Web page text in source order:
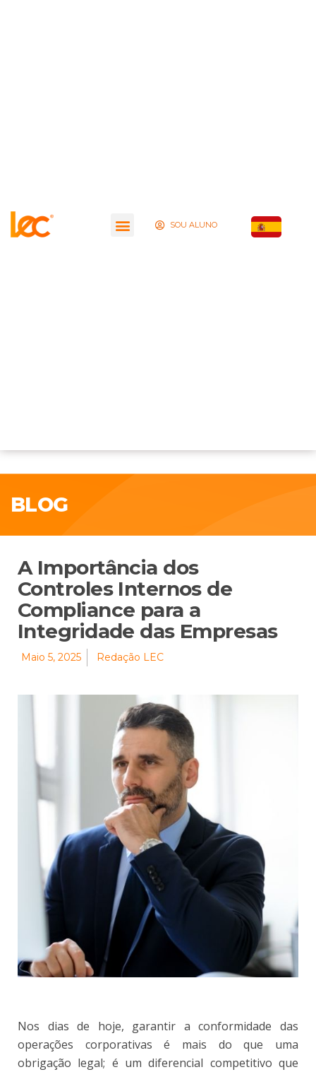
SOU ALUNO
BLOG
A Importância dos
Controles Internos de
Compliance para a
Integridade das Empresas
Maio 5, 2025 Redação LEC
Nos dias de hoje, garantir a conformidade das
operações corporativas é mais do que uma
obrigação legal; é um diferencial competitivo que